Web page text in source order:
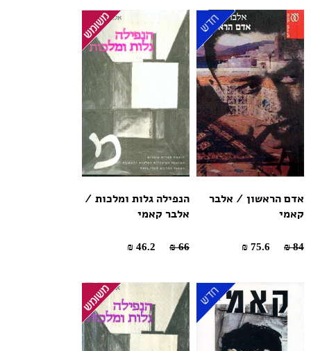
אדם הראשון / אלבר
קאמי
84 ₪
הנפילה גלות ומלכות /
אלבר קאמי
66 ₪